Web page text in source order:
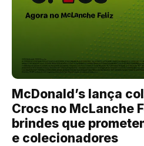
McDonald’s lança
Crocs no McLanche
brindes que
e colecionadores